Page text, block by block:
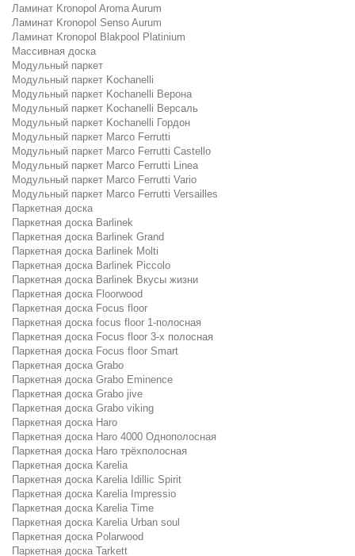
Ламинат Kronopol Aroma Aurum
Ламинат Kronopol Senso Aurum
Ламинат Kronopol Blakpool Platinium
Массивная доска
Модульный паркет
Модульный паркет Kochanelli
Модульный паркет Kochanelli Верона
Модульный паркет Kochanelli Версаль
Модульный паркет Kochanelli Гордон
Модульный паркет Marco Ferrutti
Модульный паркет Marco Ferrutti Castello
Модульный паркет Marco Ferrutti Linea
Модульный паркет Marco Ferrutti Vario
Модульный паркет Marco Ferrutti Versailles
Паркетная доска
Паркетная доска Barlinek
Паркетная доска Barlinek Grand
Паркетная доска Barlinek Molti
Паркетная доска Barlinek Piccolo
Паркетная доска Barlinek Вкусы жизни
Паркетная доска Floorwood
Паркетная доска Focus floor
Паркетная доска focus floor 1-полосная
Паркетная доска Focus floor 3-х полосная
Паркетная доска Focus floor Smart
Паркетная доска Grabo
Паркетная доска Grabo Eminence
Паркетная доска Grabo jive
Паркетная доска Grabo viking
Паркетная доска Haro
Паркетная доска Haro 4000 Однополосная
Паркетная доска Haro трёхполосная
Паркетная доска Karelia
Паркетная доска Karelia Idillic Spirit
Паркетная доска Karelia Impressio
Паркетная доска Karelia Time
Паркетная доска Karelia Urban soul
Паркетная доска Polarwood
Паркетная доска Tarkett